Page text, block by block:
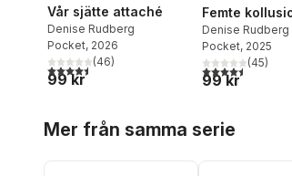
Vår sjätte attaché
Denise Rudberg
Pocket, 2026
4,5utav 5 stjärnor. Totalt antal röster:
(46)
99 kr
Femte
Denise Rudberg
Pocket, 2025
4,5utav 5(45)
99 kr
Mer från samma serie